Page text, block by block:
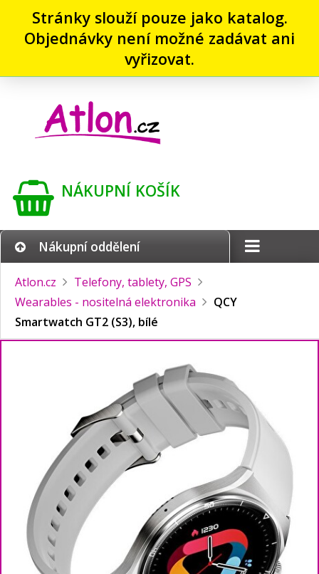
Stránky slouží pouze jako katalog.
Objednávky není možné zadávat ani
vyřizovat.
NÁKUPNÍ KOŠÍK
Nákupní oddělení
Atlon.cz
Telefony, tablety, GPS
Wearables - nositelná elektronika
QCY
Smartwatch GT2 (S3), bílé